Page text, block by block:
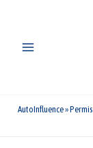
AutoInfluence»